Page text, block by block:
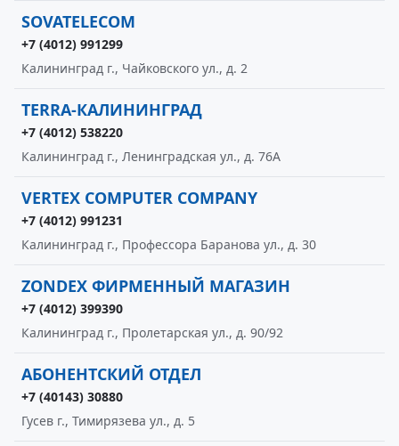
SOVATELECOM
+7 (4012) 991299
Калининград г., Чайковского ул., д. 2
TERRA-КАЛИНИНГРАД
+7 (4012) 538220
Калининград г., Ленинградская ул., д. 76А
VERTEX COMPUTER COMPANY
+7 (4012) 991231
Калининград г., Профессора Баранова ул., д. 30
ZONDEX ФИРМЕННЫЙ МАГАЗИН
+7 (4012) 399390
Калининград г., Пролетарская ул., д. 90/92
АБОНЕНТСКИЙ ОТДЕЛ
+7 (40143) 30880
Гусев г., Тимирязева ул., д. 5